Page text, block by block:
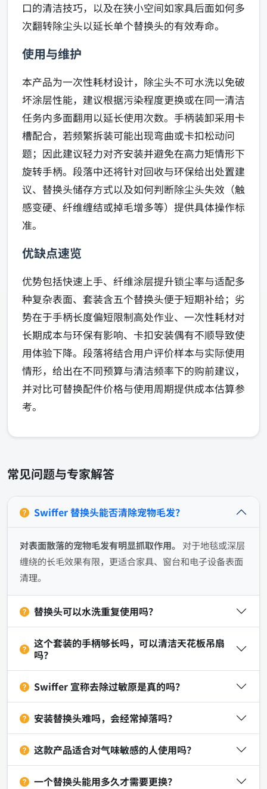
口的清洁技巧，以及在狭小空间如家具后面如何多
次翻转除尘头以延长单个替换头的有效寿命。
使用与维护
本产品为一次性耗材设计，除尘头不可水洗以免破
坏涂层性能，建议根据污染程度更换或在同一清洁
任务内多面翻用以延长使用次数。手柄装卸采用卡
槽配合，若频繁拆装可能出现弯曲或卡扣松动问
题；因此建议轻力对齐安装并避免在高力矩情形下
旋转手柄。段落中还将针对回收与环保给出处置建
议、替换头储存方式以及如何判断除尘头失效（触
感变硬、纤维缠结或掉毛增多等）提供具体操作标
准。
优缺点速览
优势包括快速上手、纤维涂层提升锁尘率与适配多
种复杂表面、套装含五个替换头便于短期补给；劣
势在于手柄长度偏短限制高处作业、一次性耗材对
长期成本与环保有影响、卡扣安装偶有不顺导致使
用体验下降。段落将结合用户评价样本与实际使用
情形，给出在不同预算与清洁频率下的购前建议，
并对比可替换配件价格与使用周期提供成本估算参
考。
常见问题与专家解答
Swiffer 替换头能否清除宠物毛发？
对表面散落的宠物毛发有明显抓取作用。 对于地毯或深层
缠绕的长毛效果有限，更适合家具、窗台和电子设备表面
清理。
替换头可以水洗重复使用吗？
这个套装的手柄够长吗，可以清洁天花板吊扇
吗？
Swiffer 宣称去除过敏原是真的吗？
安装替换头难吗，会经常掉落吗？
这款产品适合对气味敏感的人使用吗？
一个替换头能用多久才需要更换？